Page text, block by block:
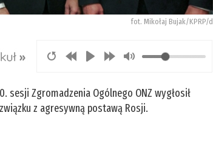
fot. Mikołaj Bujak/KPRP/d
sesji Zgromadzenia Ogólnego ONZ wygłosił
z agresywną postawą Rosji.